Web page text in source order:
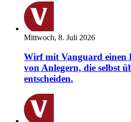
Mittwoch, 8. Juli 2026
Wirf mit Vanguard einen
von Anlegern, die selbst
entscheiden.